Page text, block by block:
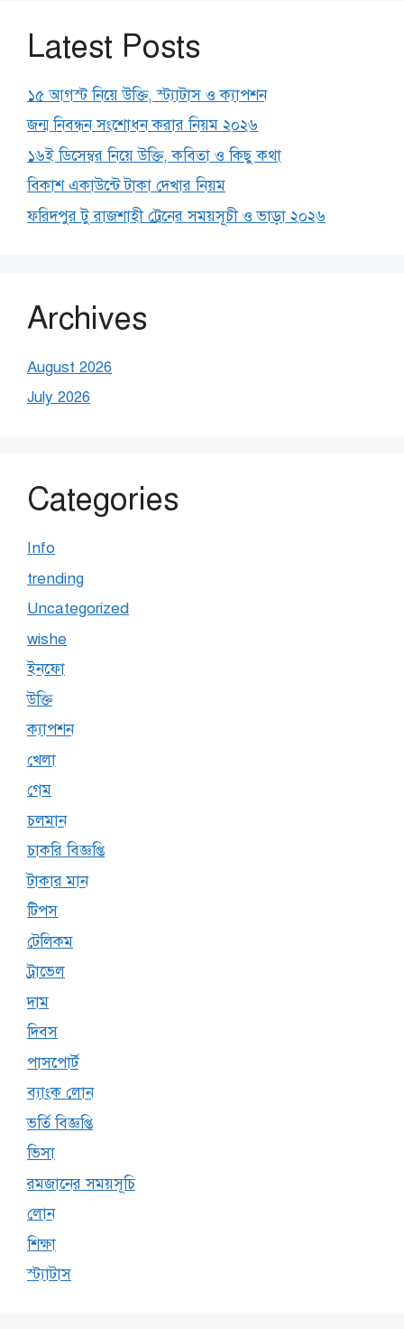
Latest Posts
১৫ আগস্ট নিয়ে উক্তি, স্ট্যাটাস ও ক্যাপশন
জন্ম নিবন্ধন সংশোধন করার নিয়ম ২০২৬
১৬ই ডিসেম্বর নিয়ে উক্তি, কবিতা ও কিছু কথা
বিকাশ একাউন্টে টাকা দেখার নিয়ম
ফরিদপুর টু রাজশাহী ট্রেনের সময়সূচী ও ভাড়া ২০২৬
Archives
August 2026
July 2026
Categories
Info
trending
Uncategorized
wishe
ইনফো
উক্তি
ক্যাপশন
খেলা
গেম
চলমান
চাকরি বিজ্ঞপ্তি
টাকার মান
টিপস
টেলিকম
ট্রাভেল
দাম
দিবস
পাসপোর্ট
ব্যাংক লোন
ভর্তি বিজ্ঞপ্তি
ভিসা
রমজানের সময়সূচি
লোন
শিক্ষা
স্ট্যাটাস